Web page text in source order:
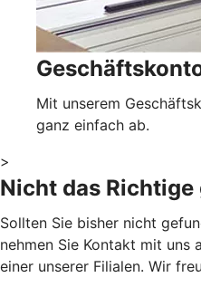
Mit unserem
ganz einfach ab.
>
Nicht das Richtige
Sollten Sie bisher nicht
nehmen Sie Kontakt mit uns
einer unserer Filialen. Wir